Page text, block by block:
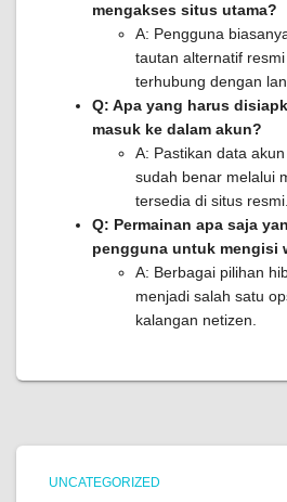
mengakses situs utama?
A: Pengguna
tautan alternatif
terhubung dengan
Q: Apa yang harus
masuk ke dalam akun?
A: Pastikan data
sudah benar melalui
tersedia di situs resmi.
Q: Permainan apa saja
pengguna untuk mengisi
A: Berbagai pilihan
menjadi salah satu
kalangan netizen.
UNCATEGORIZED